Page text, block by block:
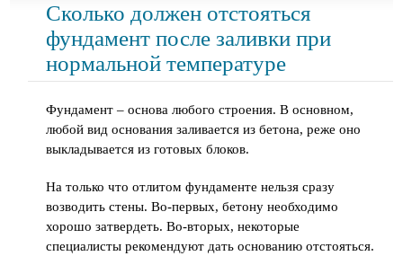
Сколько должен отстояться
фундамент после заливки при
нормальной температуре
Фундамент – основа любого строения. В основном,
любой вид основания заливается из бетона, реже оно
выкладывается из готовых блоков.
На только что отлитом фундаменте нельзя сразу
возводить стены. Во-первых, бетону необходимо
хорошо затвердеть. Во-вторых, некоторые
специалисты рекомендуют дать основанию отстояться.